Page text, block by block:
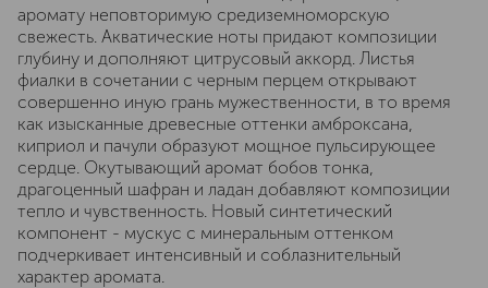
аромату неповторимую средиземноморскую
свежесть. Акватические ноты придают композиции
глубину и дополняют цитрусовый аккорд. Листья
фиалки в сочетании с черным перцем открывают
совершенно иную грань мужественности, в то время
как изысканные древесные оттенки амброксана,
киприол и пачули образуют мощное пульсирующее
сердце. Окутывающий аромат бобов тонка,
драгоценный шафран и ладан добавляют композиции
тепло и чувственность. Новый синтетический
компонент - мускус с минеральным оттенком
подчеркивает интенсивный и соблазнительный
характер аромата.